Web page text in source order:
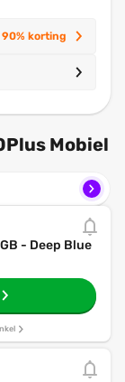
90% korting
Mobiel
- Deep Blue